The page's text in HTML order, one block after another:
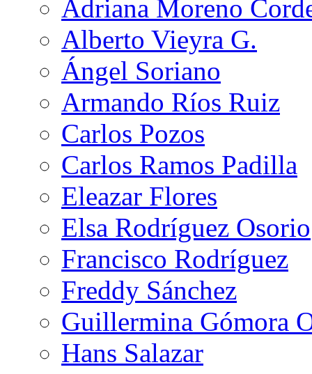
Adriana Moreno
Alberto Vieyra G.
Ángel Soriano
Armando Ríos Ruiz
Carlos Pozos
Carlos Ramos Padilla
Eleazar Flores
Elsa Rodríguez Osorio
Francisco Rodríguez
Freddy Sánchez
Guillermina Gómora
Hans Salazar